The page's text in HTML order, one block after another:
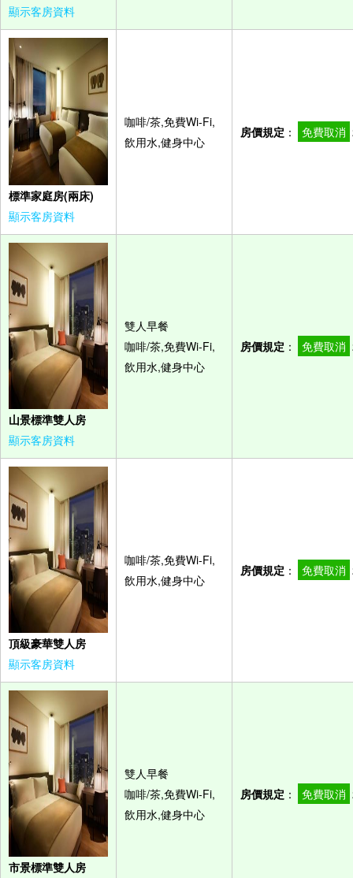
顯示客房資料
標準家庭房(兩床)
顯示客房資料
咖啡/茶,免費Wi-Fi,
飲用水,健身中心
房價規定 ： 免費取消
山景標準雙人房
顯示客房資料
雙人早餐
咖啡/茶,免費Wi-Fi,
飲用水,健身中心
房價規定 ： 免費取消
頂級豪華雙人房
顯示客房資料
咖啡/茶,免費Wi-Fi,
飲用水,健身中心
房價規定 ： 免費取消
市景標準雙人房
雙人早餐
咖啡/茶,免費Wi-Fi,
飲用水,健身中心
房價規定 ： 免費取消